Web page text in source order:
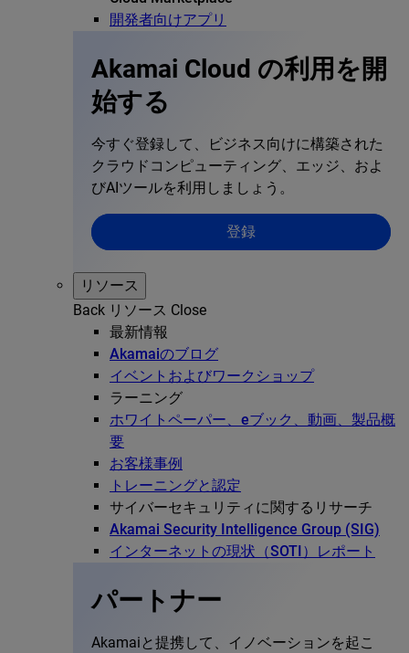
開発者向けアプリ
Akamai Cloud の利用を開
始する
今すぐ登録して、ビジネス向けに構築された
クラウドコンピューティング、エッジ、およ
びAIツールを利用しましょう。
登録
リソース
Back リソース Close
最新情報
Akamaiのブログ
イベントおよびワークショップ
ラーニング
ホワイトペーパー、eブック、動画、製品概
要
お客様事例
トレーニングと認定
サイバーセキュリティに関するリサーチ
Akamai Security Intelligence Group (SIG)
インターネットの現状（SOTI）レポート
パートナー
Akamaiと提携して、イノベーションを起こ